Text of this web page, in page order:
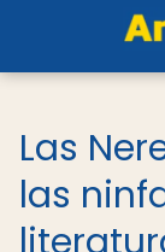
Las
las